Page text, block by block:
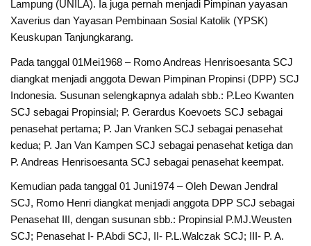
Lampung (UNILA). Ia juga pernah menjadi Pimpinan yayasan
Xaverius dan Yayasan Pembinaan Sosial Katolik (YPSK)
Keuskupan Tanjungkarang.
Pada tanggal 01Mei1968 – Romo Andreas Henrisoesanta SCJ
diangkat menjadi anggota Dewan Pimpinan Propinsi (DPP) SCJ
Indonesia. Susunan selengkapnya adalah sbb.: P.Leo Kwanten
SCJ sebagai Propinsial; P. Gerardus Koevoets SCJ sebagai
penasehat pertama; P. Jan Vranken SCJ sebagai penasehat
kedua; P. Jan Van Kampen SCJ sebagai penasehat ketiga dan
P. Andreas Henrisoesanta SCJ sebagai penasehat keempat.
Kemudian pada tanggal 01 Juni1974 – Oleh Dewan Jendral
SCJ, Romo Henri diangkat menjadi anggota DPP SCJ sebagai
Penasehat III, dengan susunan sbb.: Propinsial P.MJ.Weusten
SCJ; Penasehat I- P.Abdi SCJ, II- P.L.Walczak SCJ; III- P. A.